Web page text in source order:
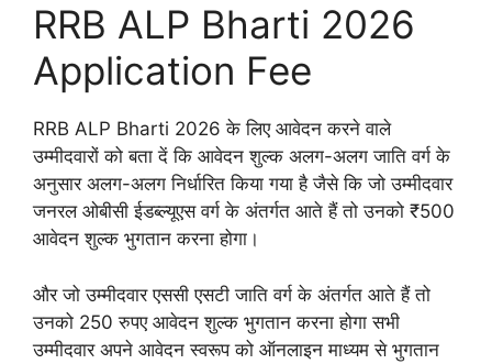
RRB ALP Bharti 2026
Application Fee
RRB ALP Bharti 2026 के लिए आवेदन करने वाले
उम्मीदवारों को बता दें कि आवेदन शुल्क अलग-अलग जाति वर्ग के
अनुसार अलग-अलग निर्धारित किया गया है जैसे कि जो उम्मीदवार
जनरल ओबीसी ईडब्ल्यूएस वर्ग के अंतर्गत आते हैं तो उनको ₹500
आवेदन शुल्क भुगतान करना होगा।
और जो उम्मीदवार एससी एसटी जाति वर्ग के अंतर्गत आते हैं तो
उनको 250 रुपए आवेदन शुल्क भुगतान करना होगा सभी
उम्मीदवार अपने आवेदन स्वरूप को ऑनलाइन माध्यम से भुगतान